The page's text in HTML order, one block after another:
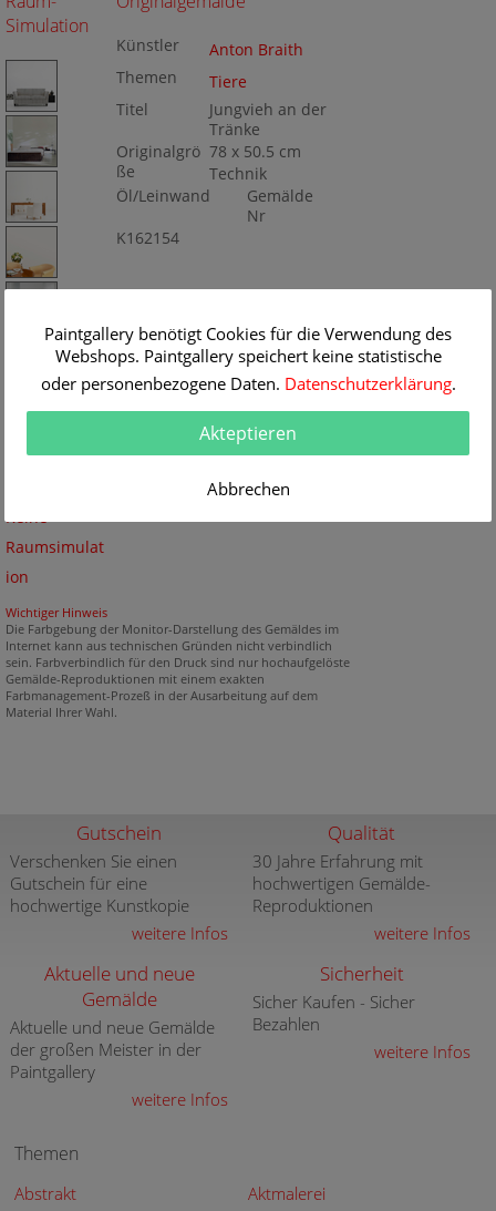
Simulation
Keine
Raumsimulat
ion
Künstler
Anton Braith
Themen
Tiere
Titel
Jungvieh an der
Tränke
Originalgrö
ße
78 x 50.5 cm
Technik
Öl/Leinwand
Gemälde
Nr
K162154
Wichtiger Hinweis
Die Farbgebung der Monitor-Darstellung des Gemäldes im
Internet kann aus technischen Gründen nicht verbindlich
sein. Farbverbindlich für den Druck sind nur hochaufgelöste
Gemälde-Reproduktionen mit einem exakten
Farbmanagement-Prozeß in der Ausarbeitung auf dem
Material Ihrer Wahl.
Gutschein
Verschenken Sie einen
Gutschein für eine
hochwertige Kunstkopie
weitere Infos
Qualität
30 Jahre Erfahrung mit
hochwertigen Gemälde-
Reproduktionen
weitere Infos
Aktuelle und neue
Gemälde
Aktuelle und neue Gemälde
der großen Meister in der
Paintgallery
weitere Infos
Sicherheit
Sicher Kaufen - Sicher
Bezahlen
weitere Infos
Themen
Abstrakt
Aktmalerei
Paintgallery benötigt Cookies für die Verwendung des
Webshops. Paintgallery speichert keine statistische
oder personenbezogene Daten. Datenschutzerklärung.
Akteptieren
Abbrechen